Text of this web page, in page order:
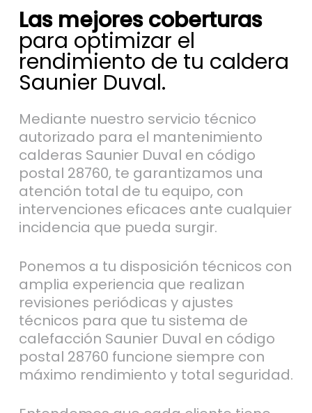
Las mejores coberturas
para optimizar el
rendimiento de tu caldera
Saunier Duval.
Mediante nuestro servicio técnico
autorizado para el mantenimiento
calderas Saunier Duval en código
postal 28760, te garantizamos una
atención total de tu equipo, con
intervenciones eficaces ante cualquier
incidencia que pueda surgir.
Ponemos a tu disposición técnicos con
amplia experiencia que realizan
revisiones periódicas y ajustes
técnicos para que tu sistema de
calefacción Saunier Duval en código
postal 28760 funcione siempre con
máximo rendimiento y total seguridad.